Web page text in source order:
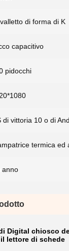
di forma di K
capacitivo
pidocchi
di vittoria 10 o di
termica ed
anno
Digital chiosco
lettore di schede